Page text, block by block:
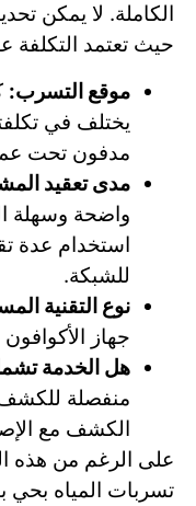
الكاملة. لا يمكن
حيث تعتمد التكلفة
موقع التسرب:
يختلف في
مدفون تحت
مدى تعقيد
واضحة وسهلة
استخدام عدة
للشبكة.
نوع التقنية
جهاز
هل الخدمة
منفصلة
الكشف مع
على الرغم من هذه
تسربات المياه بحي